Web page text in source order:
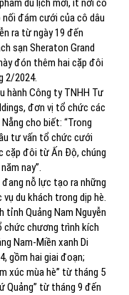
du lịch mới, ít nơi có
đám cưới của cô dâu
ra từ ngày 19 đến
sạn Sheraton Grand
đón thêm hai cặp đôi
2/2024.
hành Công ty TNHH Tư
đơn vị tổ chức các
cho biết: “Trong
tư vấn tổ chức cưới
cặp đôi từ Ấn Độ, chúng
nay”.
nỗ lực tạo ra những
du khách trong dịp hè.
tỉnh Quảng Nam Nguyễn
chức chương trình kích
Nam-Miền xanh Di
gồm hai giai đoạn;
xúc mùa hè” từ tháng 5
Quảng” từ tháng 9 đến